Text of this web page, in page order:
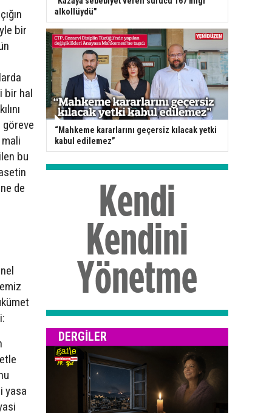
bir
bir hal
göreve
mali
bu
de
yasa
alkollüydü"
“Mahkeme kararlarını geçersiz kılacak yetki
kabul edilemez”
DERGILER